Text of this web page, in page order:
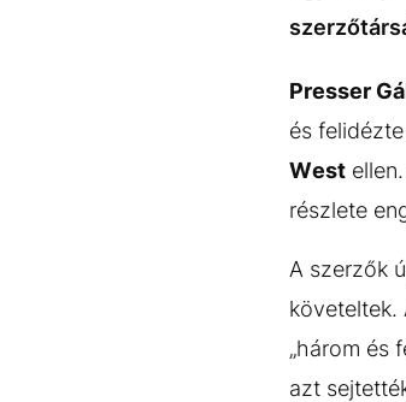
Presser
és
West
részlete
A szerzők
követeltek.
„három és
azt